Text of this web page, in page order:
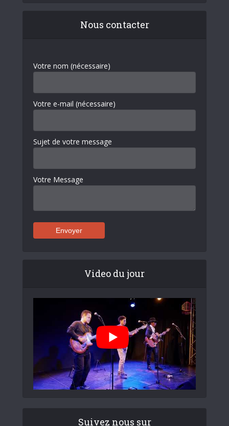
Nous contacter
Votre nom (nécessaire)
Votre e-mail (nécessaire)
Sujet de votre message
Votre Message
Video du jour
Suivez nous sur